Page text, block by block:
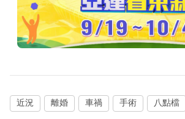
近況 離婚 車禍 手術 八點檔